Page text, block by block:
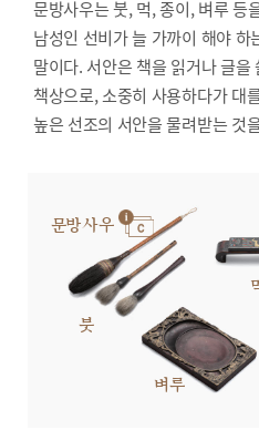
문방사우는 붓, 먹, 종이, 벼루 등
남성인 선비가 늘 가까이 해야
말이다. 서안은 책을 읽거나 글을
책상으로, 소중히 사용하다가 대
높은 선조의 서안을 물려받는 것
문방사우
붓
벼루